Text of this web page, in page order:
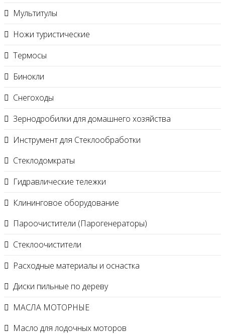
Мультитулы
Ножи туристические
Термосы
Бинокли
Снегоходы
Зернодробилки для домашнего хозяйства
Инструмент для Стеклообработки
Стеклодомкраты
Гидравлические тележки
Клининговое оборудование
Пароочистители (Парогенераторы)
Стеклоочистители
Расходные материалы и оснастка
Диски пильные по дереву
МАСЛА МОТОРНЫЕ
Масло для лодочных моторов